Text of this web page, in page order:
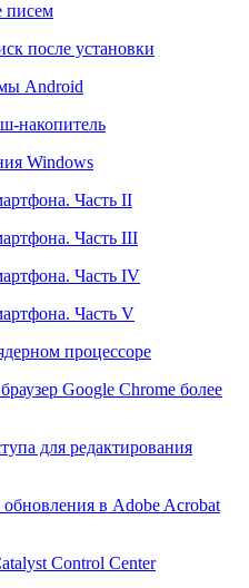
писем
после установки
Android
накопитель
Windows
Часть II
Часть III
Часть IV
Часть V
процессоре
Google Chrome более
для редактирования
в Adobe Acrobat
Control Center